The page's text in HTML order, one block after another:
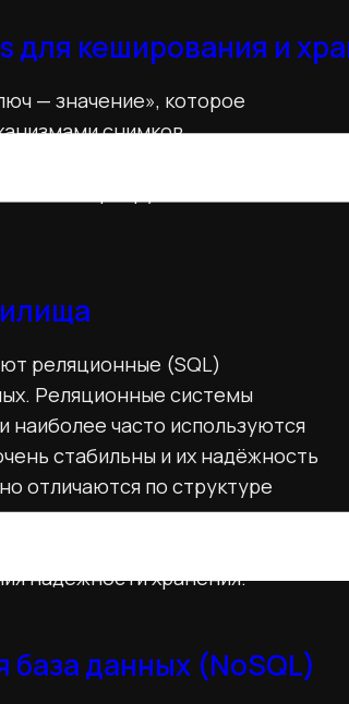
для кеширования и
— значение», которое
снимков
поддерживает работу
и сортируемыми
реляционные (SQL)
Реляционные системы
наиболее часто используются
стабильны и их надёжность
отличаются по структуре
хранилищ превосходят
специфическими типами
надёжности хранения.
данных (NoSQL)